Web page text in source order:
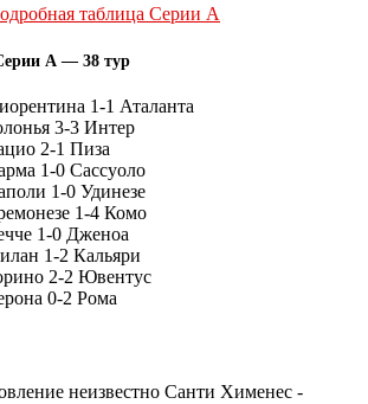
таблица Серии А
А — 38 тур
1-1 Аталанта
3-3 Интер
2-1 Пиза
1-0 Сассуоло
1-0 Удинезе
1-4 Комо
1-0 Дженоа
1-2 Кальяри
2-2 Ювентус
0-2 Рома
неизвестно Санти Хименес -